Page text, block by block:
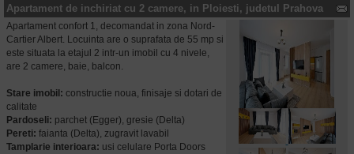
Apartament de inchiriat cu 2 camere, in Ploiesti, judetul Prahova
Apartament confort 1, decomandat in zona Nord-
Cartier Albert. Locuinta are o suprafata de 55 mp si
este situata la etajul 2 intr-un imobil cu 4 nivele,
are 2 camere, baie, balcon.
Stare imobil: constructie noua, finisaje si dotari de
calitate
Pardoseli: parchet (Egger), gresie (Delta)
Pereti: faianta (Delta), zugravit lavabil
Tamplarie interioara: usi celulare Porta Doors